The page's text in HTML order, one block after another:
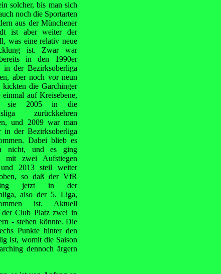
solcher, bis man sich
noch die Sportarten
aus der Münchener
ist aber weiter der
was eine relativ neue
ist. Zwar war
in den 1990er
in der Bezirksoberliga
aber noch vor neun
kickten die Garchinger
einmal auf Kreisebene,
sie 2005 in die
zurückkehren
und 2009 war man
in der Bezirksoberliga
Dabei blieb es
nicht, und es ging
mit zwei Aufstiegen
2013 steil weiter
so daß der VfR
jetzt in der
also der 5. Liga,
ist. Aktuell
der Club Platz zwei in
- stehen könnte. Die
Punkte hinter den
ist, womit die Saison
dennoch ärgern